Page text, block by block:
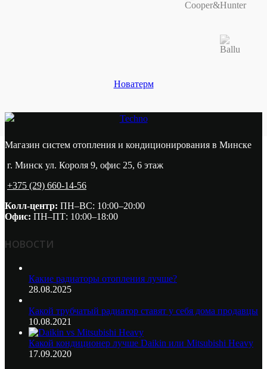
Новатерм
Techno
Магазин систем отопления и кондиционирования в Минске
г. Минск ул. Короля 9, офис 25, 6 этаж
+375 (29) 660-14-56
Колл-центр: ПН–ВС: 10:00–20:00​
Офис: ПН–ПТ: 10:00–18:00
НОВОСТИ
Какие радиаторы отопления лучше?
28.08.2025
Какой трубчатый радиатор ставят у себя дома продавцы
10.08.2021
Какой кондиционер лучше Daikin или Mitsubishi Heavy
17.09.2020